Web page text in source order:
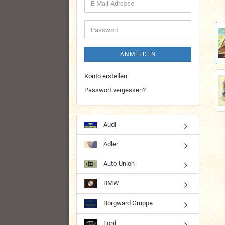
E-
Mail-
Adresse
Passwort
ANMELDEN
Konto erstellen
Passwort vergessen?
Audi
Adler
Auto-Union
BMW
Borgward Gruppe
Ford